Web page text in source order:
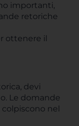
importanti,
retoriche
ottenere il
devi
Le domande
nel